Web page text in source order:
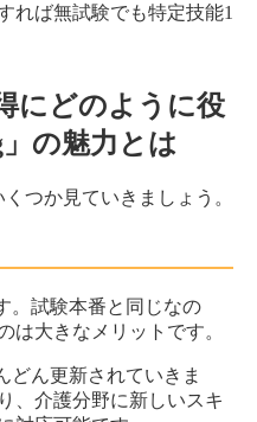
れば無試験でも特定技能1
にどのように役
の魅力とは
くつか見ていきましょう。
。試験本番と同じなの
は大きなメリットです。
どん更新されていきま
、介護分野に新しいスキ